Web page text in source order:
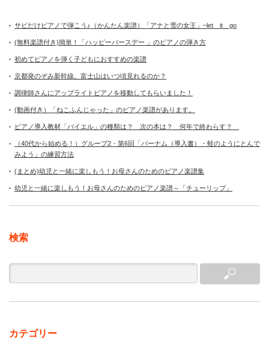
サビだけピアノで弾こう♪（かんたん楽譜）「アナと雪の女王」~let it go
(無料楽譜付き)簡単！「ハッピーバースデー 」のピアノの弾き方
初めてピアノを弾く子どもにおすすめの楽譜
京都発のぞみ新幹線。富士山はいつ頃見れるのか？
調律師さんにアップライトピアノを移動してもらいました！
(動画付き）「ねこふんじゃった」のピアノ楽譜があります。
ピアノ導入教材「バイエル」の種類は？ 次の本は？ 何年で終わらす？
（40代から始める！）グループ2・第6回「バーナム（導入書）・蛙のようにとんで
みよう」の練習方法
(まとめ)幼児と一緒に楽しもう！お母さんのためのピアノ楽譜集
幼児と一緒に楽しもう！お母さんのためのピアノ楽譜～「チューリップ」
検索
カテゴリー